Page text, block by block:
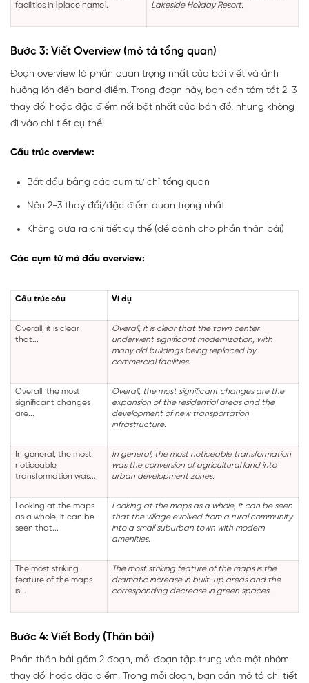
facilities in [place name].
Lakeside Holiday Resort.
Bước 3: Viết Overview (mô tả tổng quan)
Đoạn overview là phần quan trọng nhất của bài viết và ảnh
hưởng lớn đến band điểm. Trong đoạn này, bạn cần tóm tắt 2-3
thay đổi hoặc đặc điểm nổi bật nhất của bản đồ, nhưng không
đi vào chi tiết cụ thể.
Cấu trúc overview:
Bắt đầu bằng các cụm từ chỉ tổng quan
Nêu 2-3 thay đổi/đặc điểm quan trọng nhất
Không đưa ra chi tiết cụ thể (để dành cho phần thân bài)
Các cụm từ mở đầu overview:
Cấu trúc câu Ví dụ
Overall, it is clear
that...
Overall, it is clear that the town center
underwent significant modernization, with
many old buildings being replaced by
commercial facilities.
Overall, the most
significant changes
are...
Overall, the most significant changes are the
expansion of the residential areas and the
development of new transportation
infrastructure.
In general, the most
noticeable
transformation was...
In general, the most noticeable transformation
was the conversion of agricultural land into
urban development zones.
Looking at the maps
as a whole, it can be
seen that...
Looking at the maps as a whole, it can be seen
that the village evolved from a rural community
into a small suburban town with modern
amenities.
The most striking
feature of the maps
is...
The most striking feature of the maps is the
dramatic increase in built-up areas and the
corresponding decrease in green spaces.
Bước 4: Viết Body (Thân bài)
Phần thân bài gồm 2 đoạn, mỗi đoạn tập trung vào một nhóm
thay đổi hoặc đặc điểm. Trong mỗi đoạn, bạn cần mô tả chi tiết